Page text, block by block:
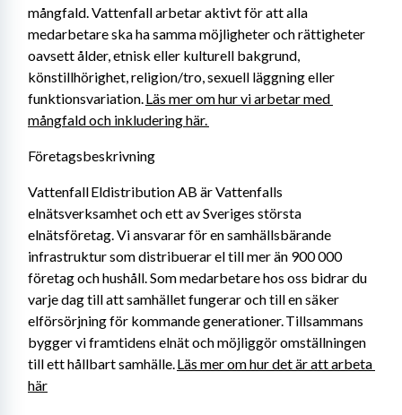
mångfald. Vattenfall arbetar aktivt för att alla
medarbetare ska ha samma möjligheter och rättigheter
oavsett ålder, etnisk eller kulturell bakgrund,
könstillhörighet, religion/tro, sexuell läggning eller
funktionsvariation. Läs mer om hur vi arbetar med
mångfald och inkludering här.
Företagsbeskrivning
Vattenfall Eldistribution AB är Vattenfalls
elnätsverksamhet och ett av Sveriges största
elnätsföretag. Vi ansvarar för en samhällsbärande
infrastruktur som distribuerar el till mer än 900 000
företag och hushåll. Som medarbetare hos oss bidrar du
varje dag till att samhället fungerar och till en säker
elförsörjning för kommande generationer. Tillsammans
bygger vi framtidens elnät och möjliggör omställningen
till ett hållbart samhälle. Läs mer om hur det är att arbeta
här